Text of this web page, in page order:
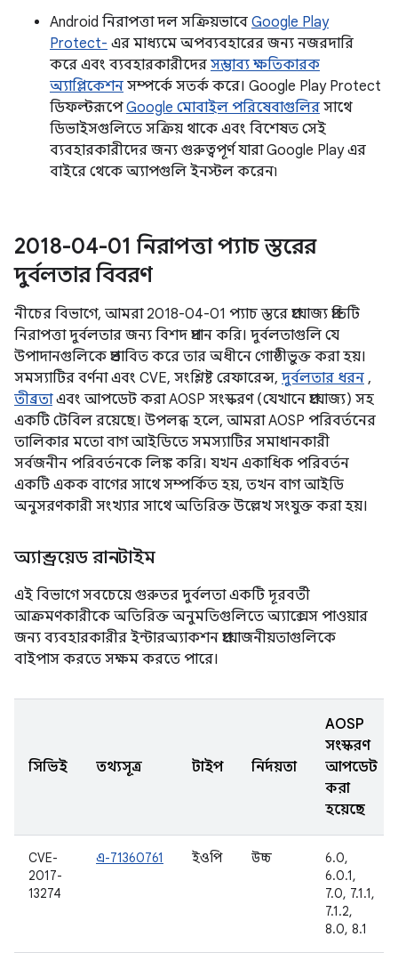
Android নিরাপত্তা দল সক্রিয়ভাবে Google Play
Protect- এর মাধ্যমে অপব্যবহারের জন্য নজরদারি
করে এবং ব্যবহারকারীদের সম্ভাব্য ক্ষতিকারক
অ্যাপ্লিকেশন সম্পর্কে সতর্ক করে। Google Play Protect
ডিফল্টরূপেGoogle মোবাইল পরিষেবাগুলির সাথে
ডিভাইসগুলিতে সক্রিয় থাকে এবং বিশেষত সেই
ব্যবহারকারীদের জন্য গুরুত্বপূর্ণ যারা Google Play এর
বাইরে থেকে অ্যাপগুলি ইনস্টল করেন৷
2018-04-01 নিরাপত্তা প্যাচ স্তরের
দুর্বলতার বিবরণ
নীচের বিভাগে, আমরা 2018-04-01 প্যাচ স্তরে প্রযোজ্য প্রতিটি
নিরাপত্তা দুর্বলতার জন্য বিশদ প্রদান করি। দুর্বলতাগুলি যে
উপাদানগুলিকে প্রভাবিত করে তার অধীনে গোষ্ঠীভুক্ত করা হয়।
সমস্যাটির বর্ণনা এবং CVE, সংশ্লিষ্ট রেফারেন্স, দুর্বলতার ধরন ,
তীব্রতাএবং আপডেট করা AOSP সংস্করণ (যেখানে প্রযোজ্য) সহ
একটি টেবিল রয়েছে। উপলব্ধ হলে, আমরা AOSP পরিবর্তনের
তালিকার মতো বাগ আইডিতে সমস্যাটির সমাধানকারী
সর্বজনীন পরিবর্তনকে লিঙ্ক করি। যখন একাধিক পরিবর্তন
একটি একক বাগের সাথে সম্পর্কিত হয়, তখন বাগ আইডি
অনুসরণকারী সংখ্যার সাথে অতিরিক্ত উল্লেখ সংযুক্ত করা হয়।
অ্যান্ড্রয়েড রানটাইম
এই বিভাগে সবচেয়ে গুরুতর দুর্বলতা একটি দূরবর্তী
আক্রমণকারীকে অতিরিক্ত অনুমতিগুলিতে অ্যাক্সেস পাওয়ার
জন্য ব্যবহারকারীর ইন্টারঅ্যাকশন প্রয়োজনীয়তাগুলিকে
বাইপাস করতে সক্ষম করতে পারে।
সিভিই তথ্যসূত্র টাইপ নির্দয়তা
AOSP
সংস্করণ
আপডেট
করা
হয়েছে
CVE-
2017-
13274
এ-71360761 ইওপি উচ্চ
6.0,
6.0.1,
7.0, 7.1.1,
7.1.2,
8.0, 8.1